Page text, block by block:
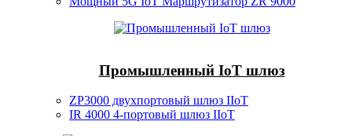
Промышленный IoT шлюз
ZP3000 двухпортовый шлюз IIoT
IR 4000 4-портовый шлюз IIoT